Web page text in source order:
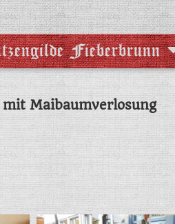
Fieberbrunn
Maibaumverlosung